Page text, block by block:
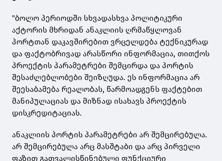
"ბოლო პერიოდში სხვადასხვა პოლიტიკური
აქტორის მხრიდან ანაკლიის ღრმაწყლოვან
პორტთან დაკავშირებით ვრცელდება ტექნიკურად
და ფაქტობრივად არასწორი ინფორმაცია, თითქოს
პროექტის პარამეტრები შემცირდა და პორტის
შესაძლებლობები შეიზღუდა. ეს ინფორმაცია არ
შეესაბამება რეალობას, წარმოადგენს ფაქტებით
მანიპულაციას და მიზნად ისახავს პროექტის
დისკრედიტაციას.
ანაკლიის პორტის პარამეტრები არ შემცირებულა.
არ შემცირებულა არც მასშტაბი და არც პირველი
ფაზით გათვალისწინებული ფუნქციური